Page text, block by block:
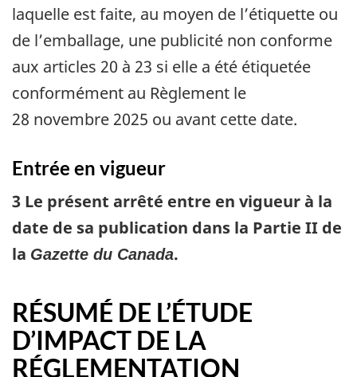
laquelle est faite, au moyen de l’étiquette ou
de l’emballage, une publicité non conforme
aux articles 20 à 23 si elle a été étiquetée
conformément au Règlement le
28 novembre 2025 ou avant cette date.
Entrée en vigueur
3 Le présent arrêté entre en vigueur à la
date de sa publication dans la Partie II de
la Gazette du Canada.
RÉSUMÉ DE L’ÉTUDE
D’IMPACT DE LA
RÉGLEMENTATION